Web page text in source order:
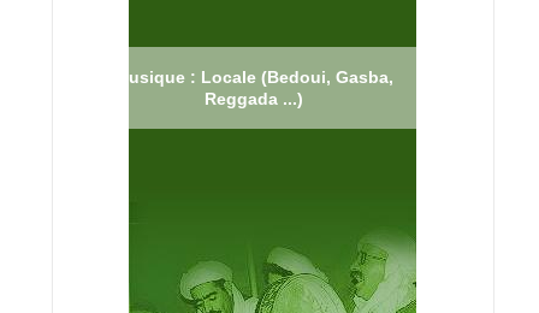
Musique : Locale (Bedoui, Gasba,
Reggada ...)